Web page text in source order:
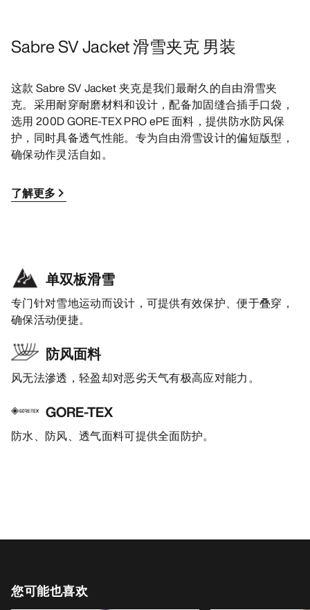
Sabre SV Jacket 滑雪夹克 男装
这款 Sabre SV Jacket 夹克是我们最耐久的自由滑雪夹
克。采用耐穿耐磨材料和设计，配备加固缝合插手口袋，
选用 200D GORE-TEX PRO ePE 面料，提供防水防风保
护，同时具备透气性能。专为自由滑雪设计的偏短版型，
确保动作灵活自如。
了解更多
单双板滑雪
专门针对雪地运动而设计，可提供有效保护、便于叠穿，
确保活动便捷。
防风面料
风无法滲透，轻盈却对恶劣天气有极高应对能力。
GORE-TEX
防水、防风、透气面料可提供全面防护。
您可能也喜欢